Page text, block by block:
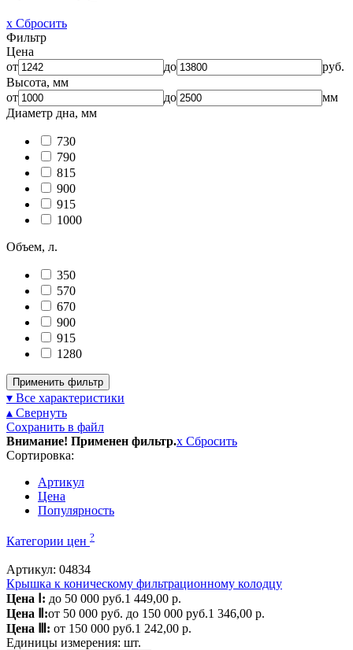
x Сбросить
Фильтр
Цена
от
до
руб.
Высота, мм
от
до
мм
Диаметр дна, мм
730
790
815
900
915
1000
Объем, л.
350
570
670
900
915
1280
Применить фильтр
▾ Все характеристики
▴ Свернуть
Сохранить в файл
Внимание! Применен фильтр.x Сбросить
Сортировка:
Артикул
Цена
Популярность
Категории цен ?
Артикул: 04834
Крышка к коническому фильтрационному колодцу
Цена Ⅰ: до 50 000 руб.1 449,00 р.
Цена Ⅱ:от 50 000 руб. до 150 000 руб.1 346,00 р.
Цена Ⅲ: от 150 000 руб.1 242,00 р.
Единицы измерения: шт.